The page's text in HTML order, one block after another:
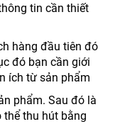
tin cần thiết
hàng đầu tiên đó
đó bạn cần giới
ích từ sản phẩm
phẩm. Sau đó là
thể thu hút bằng